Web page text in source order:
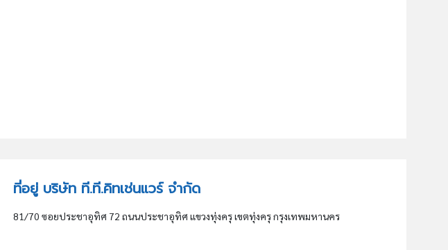
ที่อยู่ บริษัท ที.ที.คิทเช่นแวร์ จำกัด
81/70 ซอยประชาอุทิศ 72 ถนนประชาอุทิศ แขวงทุ่งครุ เขตทุ่งครุ กรุงเทพมหานคร